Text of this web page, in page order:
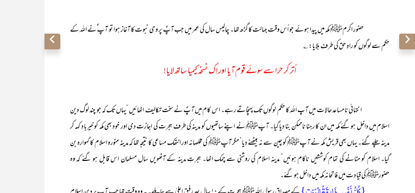
حضور اکرمﷺ مکہ میں پیدا ہوئے جو اُس وقت جہالت کا گڑھ تھا۔ چالیس سال کی عمر میں جب آپؐ پر وحی نبوت کا آغاز ہوا تو آپ ؐنے اللہ کے
حکم سے لوگوں کو راہِ حق کی طرف بلایا: ؎
اُتر کر حرا سے سوئے قوم آیا اور اِک نسخہ ٔکیمیا ساتھ لایا!
انتہائی نامساعد حالات میں آپ اللہ کا حکم لوگوں تک پہنچاتے رہے۔ اس کام میں آپؐ نے سخت تکالیف اٹھائیں ‘یہاں تک کہ جو چند لوگ دین
اسلام میں داخل ہو گئے مکہ میں ان کا رہنا ناممکن بنا دیا گیا۔ آپﷺ نے اپنے ساتھیوں کو مدینہ کی طرف ہجرت کی اجازت دی اور خود بھی مکہ کو خیرباد کہہ کر
مدینہ چلے گئے۔ یہاں بھی قریش مکہ نے آپﷺ کو چین سے نہ بیٹھنے دیا‘ مگر آپﷺ کی مخلصانہ اور انتھک مساعی کا نتیجہ تھا کہ مدینہ منورہ اسلام کا گہوارہ بن
گیا۔ اسلام کو مٹانے کی تمام کوششیں ناکام ہوئیں‘ مدینہ اسلام کی روشنی سے چمک اٹھا۔ ہجرتِ مدینہ کے آٹھویں سال مسلمان اس قابل ہو گئے کہ وہ
حضورﷺ کی قیادت میں فاتحانہ مکہ میں داخل ہو گئے۔